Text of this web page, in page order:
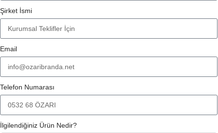
Şirket İsmi
Email
Telefon Numarası
İlgilendiğiniz Ürün Nedir?